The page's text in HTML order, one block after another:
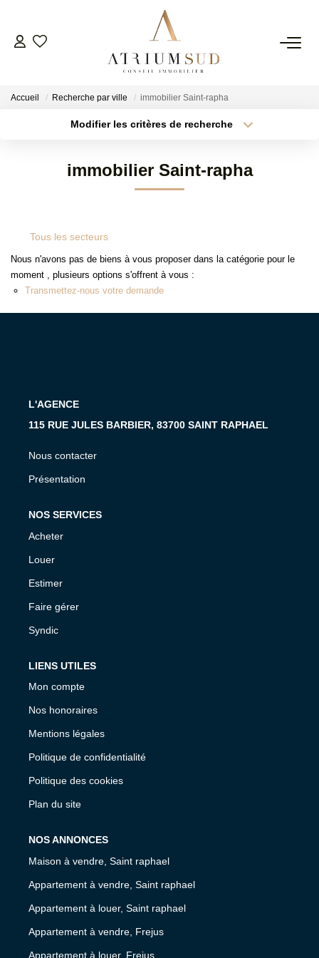
TRANSACTION
AGENCE
Accueil Recherche par ville immobilier Saint-rapha
Modifier les critères de recherche
Type de bien
Créer une alerte
immobilier Saint-rapha
Tous les secteurs
Nous n'avons pas de biens à vous proposer dans la catégorie pour le
moment , plusieurs options s'offrent à vous :
Transmettez-nous votre demande
L'AGENCE
115 RUE JULES BARBIER, 83700 SAINT RAPHAEL
Nous contacter
Présentation
NOS SERVICES
Acheter
Louer
Estimer
Faire gérer
Syndic
LIENS UTILES
Mon compte
Nos honoraires
Mentions légales
Politique de confidentialité
Politique des cookies
Plan du site
NOS ANNONCES
Maison à vendre, Saint raphael
Appartement à vendre, Saint raphael
Appartement à louer, Saint raphael
Appartement à vendre, Frejus
Appartement à louer, Frejus